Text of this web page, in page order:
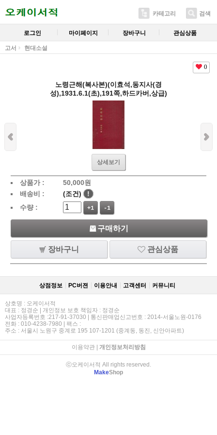
카테고리 검색
로그인 마이페이지 장바구니 관심상품
고서 현대소설
0
노령근해(복사본)(이효석,동지사(경
성),1931.6.1(초),191쪽,하드카버,상급)
상세보기
상품가 : 50,000원
배송비 :
(조건)
!
수량 :
+1 -1
구매하기
장바구니 관심상품
상점정보 PC버젼 이용안내 고객센터 커뮤니티
상호명 : 오케이서적
대표 : 정경순 | 개인정보 보호 책임자 : 정경순
사업자등록번호 :217-91-37030 | 통신판매업신고번호 : 2014-서울노원-0176
전화 : 010-4238-7980 | 팩스 :
주소 : 서울시 노원구 중계로 195 107-1201 (중계동, 동진, 신안아파트)
이용약관| 개인정보처리방침
ⓒ오케이서적 All rights reserved.
MakeShop